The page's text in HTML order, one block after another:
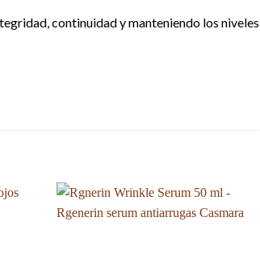
continuidad y manteniendo los niveles